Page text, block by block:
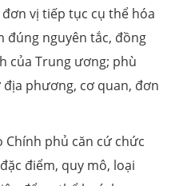
vị tiếp tục cụ thể hóa
đúng nguyên tắc, đồng
của Trung ương; phù
phương, cơ quan, đơn
phủ căn cứ chức
điểm, quy mô, loại